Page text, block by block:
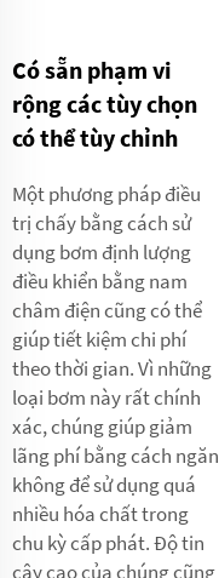
Có sẵn phạm vi
rộng các tùy chọn
có thể tùy chỉnh
Một phương pháp điều
trị chấy bằng cách sử
dụng bơm định lượng
điều khiển bằng nam
châm điện cũng có thể
giúp tiết kiệm chi phí
theo thời gian. Vì những
loại bơm này rất chính
xác, chúng giúp giảm
lãng phí bằng cách ngăn
không để sử dụng quá
nhiều hóa chất trong
chu kỳ cấp phát. Độ tin
cậy cao của chúng cũng